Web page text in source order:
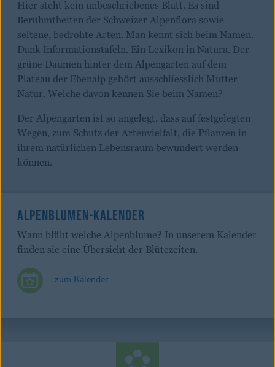
Hier steht kein unbeschriebenes Blatt. Es sind
Berühmtheiten der Schweizer Alpenflora sowie
seltene, bedrohte Arten. Man kennt sich beim Namen.
Dank Informationstafeln. Ein Lexikon in Natura. Der
grüne Daumen hinter dem Alpengarten auf dem
Plateau der Ebenalp gehört ausschliesslich Mutter
Natur. Welche davon kennen Sie beim Namen?
Der Alpengarten ist so angelegt, dass auf festgelegten
Wegen, zum Schutz der Artenvielfalt, die Pflanzen in
ihrem natürlichen Lebensraum bewundert werden
können.
ALPENBLUMEN-KALENDER
Wann blüht welche Alpenblume? In unserem Kalender
finden sie eine Übersicht der Blütezeiten.
zum Kalender